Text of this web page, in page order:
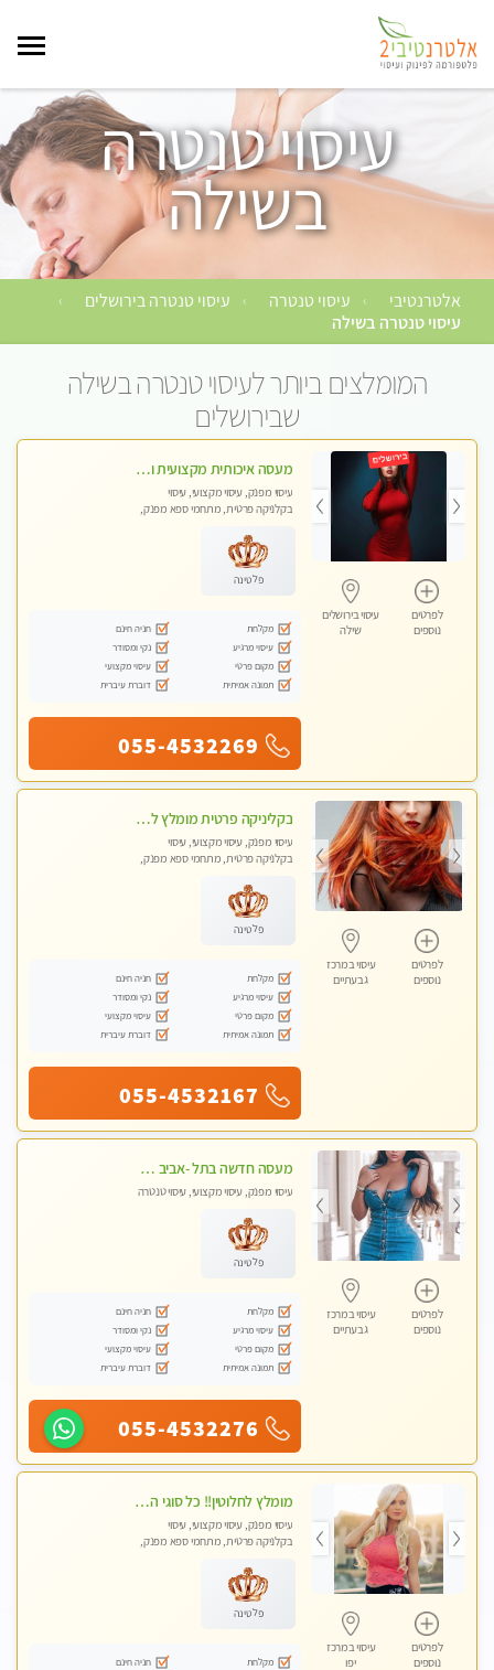
עיסוי טנטרה
בשילה
אלטרנטיבי › עיסוי טנטרה › עיסוי טנטרה בירושלים ›
עיסוי טנטרה בשילה
המומלצים ביותר לעיסוי טנטרה בשילה
שבירושלים
לפרטים
נוספים
עיסוי בירושלים
שילה
מעסה איכותית מקצועית ומפנקת
עיסוי מפנק, עיסוי מקצועי, עיסוי
בקלניקה פרטית, מתחמי ספא מפנק,
פלטינה
מקלחת
חניה חינם
עיסוי מרגיע
נקי ומסודר
מקום פרטי
עיסוי מקצועי
תמונה אמיתית
דוברת עיברית
055-4532269
לפרטים
נוספים
עיסוי במרכז
גבעתיים
בקליניקה פרטית מומלץ לחלוטין! כל סוגי העיסויים מעסה מקצועית ואיכותית פרטי!!
עיסוי מפנק, עיסוי מקצועי, עיסוי
בקלניקה פרטית, מתחמי ספא מפנק,
פלטינה
מקלחת
חניה חינם
עיסוי מרגיע
נקי ומסודר
מקום פרטי
עיסוי מקצועי
תמונה אמיתית
דוברת עיברית
055-4532167
לפרטים
נוספים
עיסוי במרכז
גבעתיים
מעסה חדשה בתל -אביב מטפלת מקצוענית ידי זהב VIP-מומלץ לחלוטין! פרטי! ​​​​​​ Highly recommended-
עיסוי מפנק, עיסוי מקצועי, עיסוי טנטרה
פלטינה
מקלחת
חניה חינם
עיסוי מרגיע
נקי ומסודר
מקום פרטי
עיסוי מקצועי
תמונה אמיתית
דוברת עיברית
055-4532276
לפרטים
נוספים
עיסוי במרכז
יפו
מומלץ לחלוטין!! כל סוגי העיסויים מעסה מקצועית ואיכותית פרטי!!!
עיסוי מפנק, עיסוי מקצועי, עיסוי
בקלניקה פרטית, מתחמי ספא מפנק,
פלטינה
מקלחת
חניה חינם